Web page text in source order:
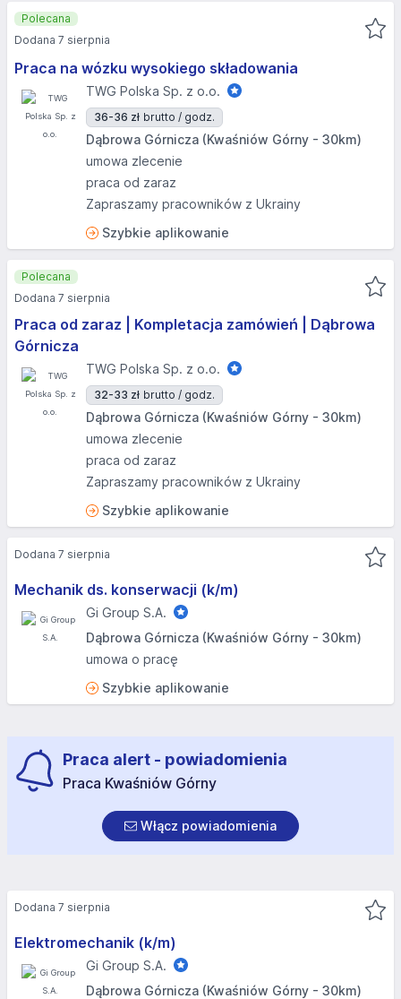
Praca na wózku wysokiego składowania
TWG Polska Sp. z o.o.
36-36 zł brutto / godz.
Dąbrowa Górnicza (Kwaśniów Górny - 30km)
umowa zlecenie
praca od zaraz
Zapraszamy pracowników z Ukrainy
Szybkie aplikowanie
Polecana
Dodana 7 sierpnia
Praca od zaraz | Kompletacja zamówień | Dąbrowa
Górnicza
TWG Polska Sp. z o.o.
32-33 zł brutto / godz.
Dąbrowa Górnicza (Kwaśniów Górny - 30km)
umowa zlecenie
praca od zaraz
Zapraszamy pracowników z Ukrainy
Szybkie aplikowanie
Polecana
Dodana 7 sierpnia
Mechanik ds. konserwacji (k/m)
Gi Group S.A.
Dąbrowa Górnicza (Kwaśniów Górny - 30km)
umowa o pracę
Szybkie aplikowanie
Dodana 7 sierpnia
Praca alert - powiadomienia
Praca Kwaśniów Górny
Włącz powiadomienia
Elektromechanik (k/m)
Gi Group S.A.
Dąbrowa Górnicza (Kwaśniów Górny - 30km)
Dodana 7 sierpnia